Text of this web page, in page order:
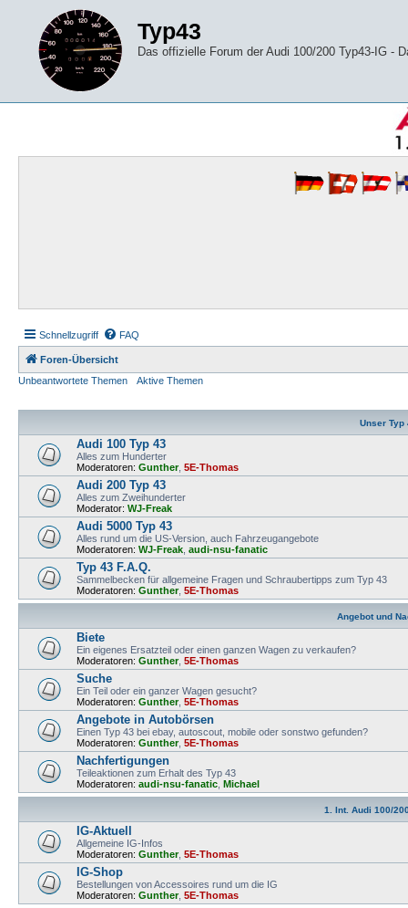
Typ43
Das offizielle Forum der Audi 100/200 Typ43-IG -
Schnellzugriff FAQ
Foren-Übersicht
Unbeantwortete Themen
Aktive Themen
Unser Typ
Audi 100 Typ 43
Alles zum Hunderter
Moderatoren: Gunther, 5E-Thomas
Audi 200 Typ 43
Alles zum Zweihunderter
Moderator: WJ-Freak
Audi 5000 Typ 43
Alles rund um die US-Version, auch Fahrzeugangebote
Moderatoren: WJ-Freak audi-nsu-fanatic
Typ 43 F.A.Q.
Sammelbecken für allgemeine Fragen und Schraubertipps zum Typ 43
Moderatoren: Gunther, 5E-Thomas
Angebot und
Biete
Ein eigenes Ersatzteil oder einen ganzen Wagen zu verkaufen?
Moderatoren: Gunther, 5E-Thomas
Suche
Ein Teil oder ein ganzer Wagen gesucht?
Moderatoren: Gunther, 5E-Thomas
Angebote in Autobörsen
Einen Typ 43 bei ebay, autoscout, mobile oder sonstwo gefunden?
Moderatoren: Gunther, 5E-Thomas
Nachfertigungen
Teileaktionen zum Erhalt des Typ 43
Moderatoren: audi-nsu-fanatic Michael
1. Int. Audi 100/
IG-Aktuell
Allgemeine IG-Infos
Moderatoren: Gunther, 5E-Thomas
IG-Shop
Bestellungen von Accessoires rund um die IG
Moderatoren: Gunther, 5E-Thomas